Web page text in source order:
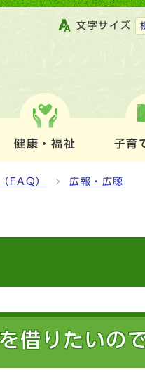
文字サイズ
健康・福祉 子育
FAQ） 広報・広聴
借りたいの